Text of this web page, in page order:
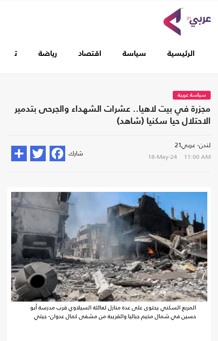
الرئيسية سياسة اقتصاد رياضة
سياسة عربية
مجزرة في بيت لاهيا.. عشرات الشهداء والجرحى بتدمير
الاحتلال حيا سكنيا (شاهد)
لندن- عربي21
18-May-24 11:00 AM شارك
المربع السكني يحتوى على عدة منازل لعائلة السيلاوي قرب مدرسة أبو
حسين في شمال مخيم جباليا والقريبة من مشفى كمال عدوان- جيتي